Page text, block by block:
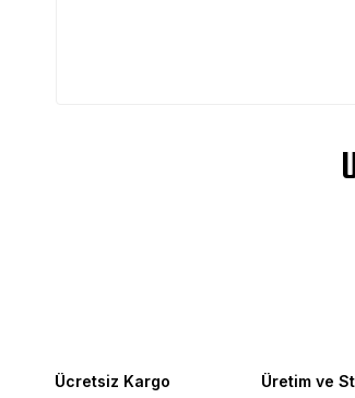
Ücretsiz Kargo Üretim ve